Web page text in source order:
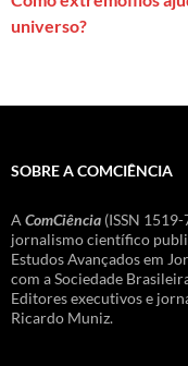
universo?
SOBRE A COMCIÊNCIA
A ComCiência (ISSN
jornalismo científico
Estudos Avançados em
com a Sociedade
Editores executivos e
Ricardo Muniz.